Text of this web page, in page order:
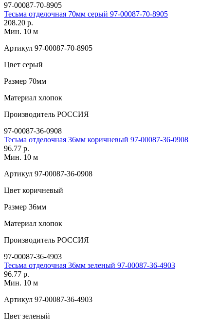
97-00087-70-8905
Тесьма отделочная 70мм серый 97-00087-70-8905
208.20 р.
Мин. 10 м
Артикул 97-00087-70-8905
Цвет серый
Размер 70мм
Материал хлопок
Производитель РОССИЯ
97-00087-36-0908
Тесьма отделочная 36мм коричневый 97-00087-36-0908
96.77 р.
Мин. 10 м
Артикул 97-00087-36-0908
Цвет коричневый
Размер 36мм
Материал хлопок
Производитель РОССИЯ
97-00087-36-4903
Тесьма отделочная 36мм зеленый 97-00087-36-4903
96.77 р.
Мин. 10 м
Артикул 97-00087-36-4903
Цвет зеленый